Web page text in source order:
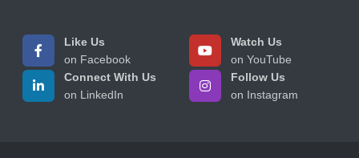
Like Us
on Facebook
Watch Us
on YouTube
Connect With Us
on LinkedIn
Follow Us
on Instagram